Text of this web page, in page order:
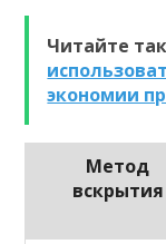
Читайте
экономии
Метод
вскрытия